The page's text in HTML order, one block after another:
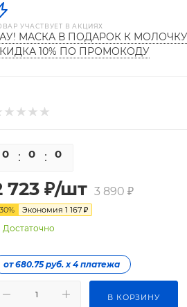
УЧАСТВУЕТ В АКЦИЯХ
МАСКА В ПОДАРОК К МОЛОЧКУ
10% ПО ПРОМОКОДУ
0 0 0
723 ₽/шт 3 890 ₽
30% Экономия 1 167 ₽
Достаточно
от 680.75 руб. х 4 платежа
В КОРЗИНУ